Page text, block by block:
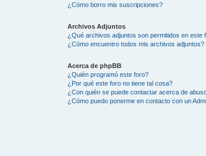
¿Cómo borro mis suscripciones?
Archivos Adjuntos
¿Qué archivos adjuntos son permitidos en este
¿Cómo encuentro todos mis archivos adjuntos?
Acerca de phpBB
¿Quién programó este foro?
¿Por qué este foro no tiene tal cosa?
¿Con quién se puede contactar acerca de
¿Cómo puedo ponerme en contacto con un